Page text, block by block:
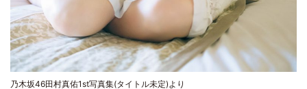
乃木坂46田村真佑1st写真集(タイトル未定)より